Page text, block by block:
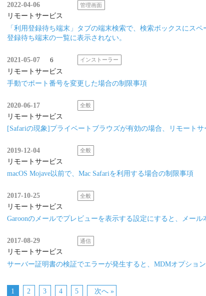
2022-04-06 管理画面
リモートサービス
「利用登録待ち端末」タブの端末検索で、検索ボックスにス
登録待ち端末の一覧に表示されない。
2021-05-07 6 インストーラー
リモートサービス
手動でポート番号を変更した場合の制限事項
2020-06-17 全般
リモートサービス
[Safariの現象]プライベートブラウズが有効の場合、リモート
2019-12-04 全般
リモートサービス
macOS Mojave以前で、Mac Safariを利用する場合の制限事項
2017-10-25 全般
リモートサービス
Garoonのメールでプレビューを表示する設定にすると、メー
2017-08-29 通信
リモートサービス
サーバー証明書の検証でエラーが発生すると、MDMオプショ
1 2 3 4 5 次へ »